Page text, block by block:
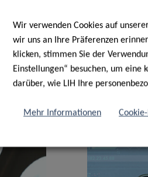
to the public, is endorsed by
and is availablehere.
Wir verwenden Cookies auf
wir uns an Ihre Präferenzen
klicken, stimmen Sie der
Einstellungen“ besuchen, um
darüber, wie LIH Ihre
Mehr Informationen